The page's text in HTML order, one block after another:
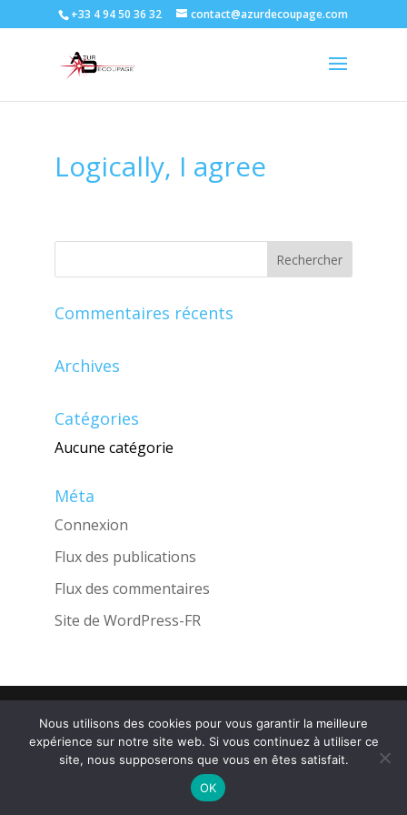
+33 4 94 50 36 32 contact@azurdecoupage.com
Logically, I agree
Commentaires récents
Archives
Catégories
Aucune catégorie
Méta
Connexion
Flux des publications
Flux des commentaires
Site de WordPress-FR
Nous utilisons des cookies pour vous garantir la meilleure
expérience sur notre site web. Si vous continuez à utiliser ce
site, nous supposerons que vous en êtes satisfait.
OK